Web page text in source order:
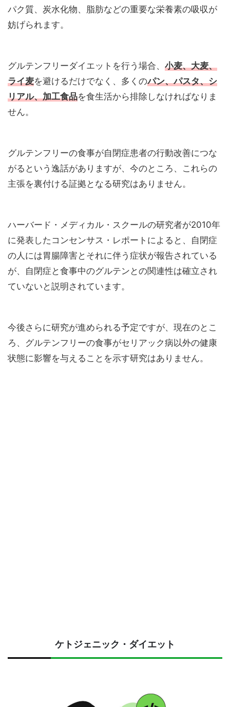
パク質、炭水化物、脂肪などの重要な栄養素の吸収が
妨げられます。
グルテンフリーダイエットを行う場合、 小麦、大麦、
ライ麦を避けるだけでなく、多くのパン、パスタ、シ
リアル、加工食品を食生活から排除しなければなりま
せん。
グルテンフリーの食事が自閉症患者の行動改善につな
がるという逸話がありますが、今のところ、これらの
主張を裏付ける証拠となる研究はありません。
ハーバード・メディカル・スクールの研究者が2010年
に発表したコンセンサス・レポートによると、自閉症
の人には胃腸障害とそれに伴う症状が報告されている
が、自閉症と食事中のグルテンとの関連性は確立され
ていないと説明されています。
今後さらに研究が進められる予定ですが、現在のとこ
ろ、グルテンフリーの食事がセリアック病以外の健康
状態に影響を与えることを示す研究はありません。
ケトジェニック・ダイエット